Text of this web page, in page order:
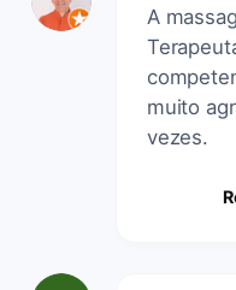
A
muito
vezes.